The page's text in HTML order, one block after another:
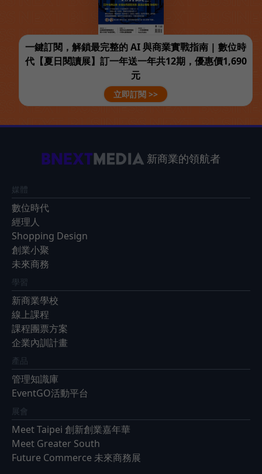
一鍵訂閱，解鎖最完整的 AI 與商業實戰指南 | 數位時
代【夏日閱讀展】訂一年送一年共12期，優惠價1,690
元
立即訂閱 >>
新商業的領航者
媒體
數位時代
經理人
Shopping Design
創業小聚
未來商務
學習
新商業學校
線上課程
課程團票方案
企業內訓計畫
產品
管理知識庫
EventGO活動平台
展會
Meet Taipei 創新創業嘉年華
Meet Greater South
Future Commerce 未來商務展